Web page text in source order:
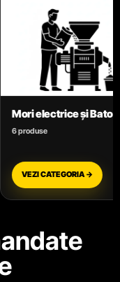
Motoare termice
3 produse
VEZI CATEGORIA →